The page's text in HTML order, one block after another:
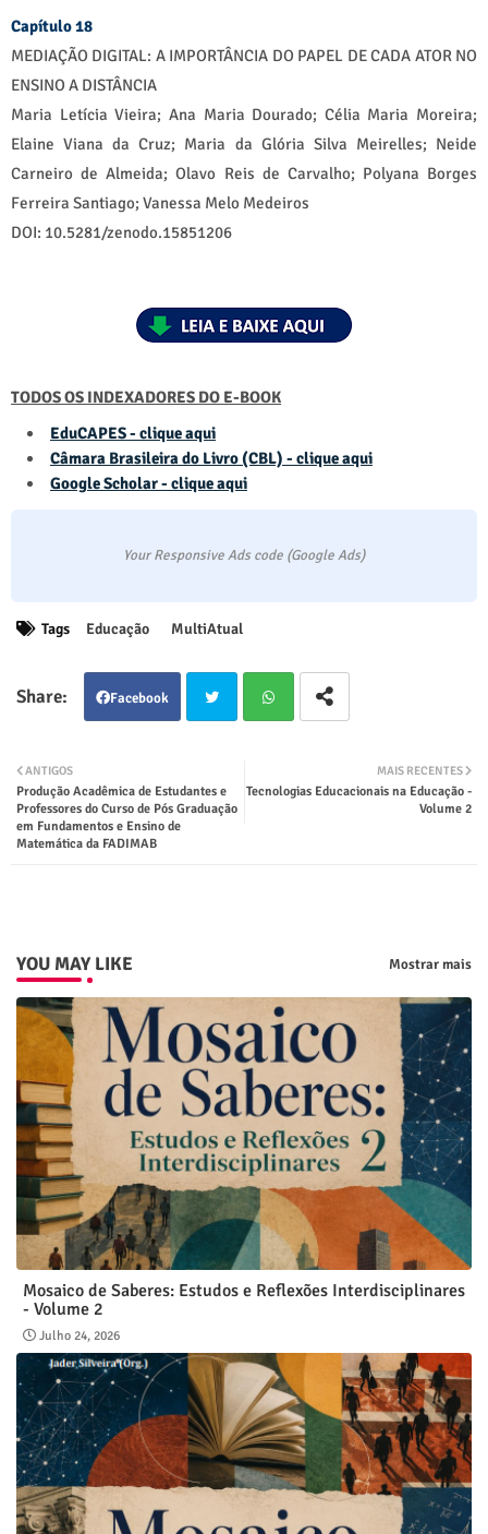
Capítulo 18
MEDIAÇÃO DIGITAL: A IMPORTÂNCIA DO PAPEL DE CADA ATOR NO
ENSINO A DISTÂNCIA
Maria Letícia Vieira; Ana Maria Dourado; Célia Maria Moreira;
Elaine Viana da Cruz; Maria da Glória Silva Meirelles; Neide
Carneiro de Almeida; Olavo Reis de Carvalho; Polyana Borges
Ferreira Santiago; Vanessa Melo Medeiros
DOI: 10.5281/zenodo.15851206
TODOS OS INDEXADORES DO E-BOOK
EduCAPES - clique aqui
Câmara Brasileira do Livro (CBL) - clique aqui
Google Scholar - clique aqui
Your Responsive Ads code (Google Ads)
Tags Educação MultiAtual
Facebook
ter tsap
MAIS RECENTES
Tecnologias Educacionais na Educação -
Volume 2
ANTIGOS
Produção Acadêmica de Estudantes e
Professores do Curso de Pós Graduação
em Fundamentos e Ensino de
Matemática da FADIMAB
YOU MAY LIKE Mostrar mais
Mosaico de Saberes: Estudos e Reflexões Interdisciplinares
- Volume 2
Julho 24, 2026